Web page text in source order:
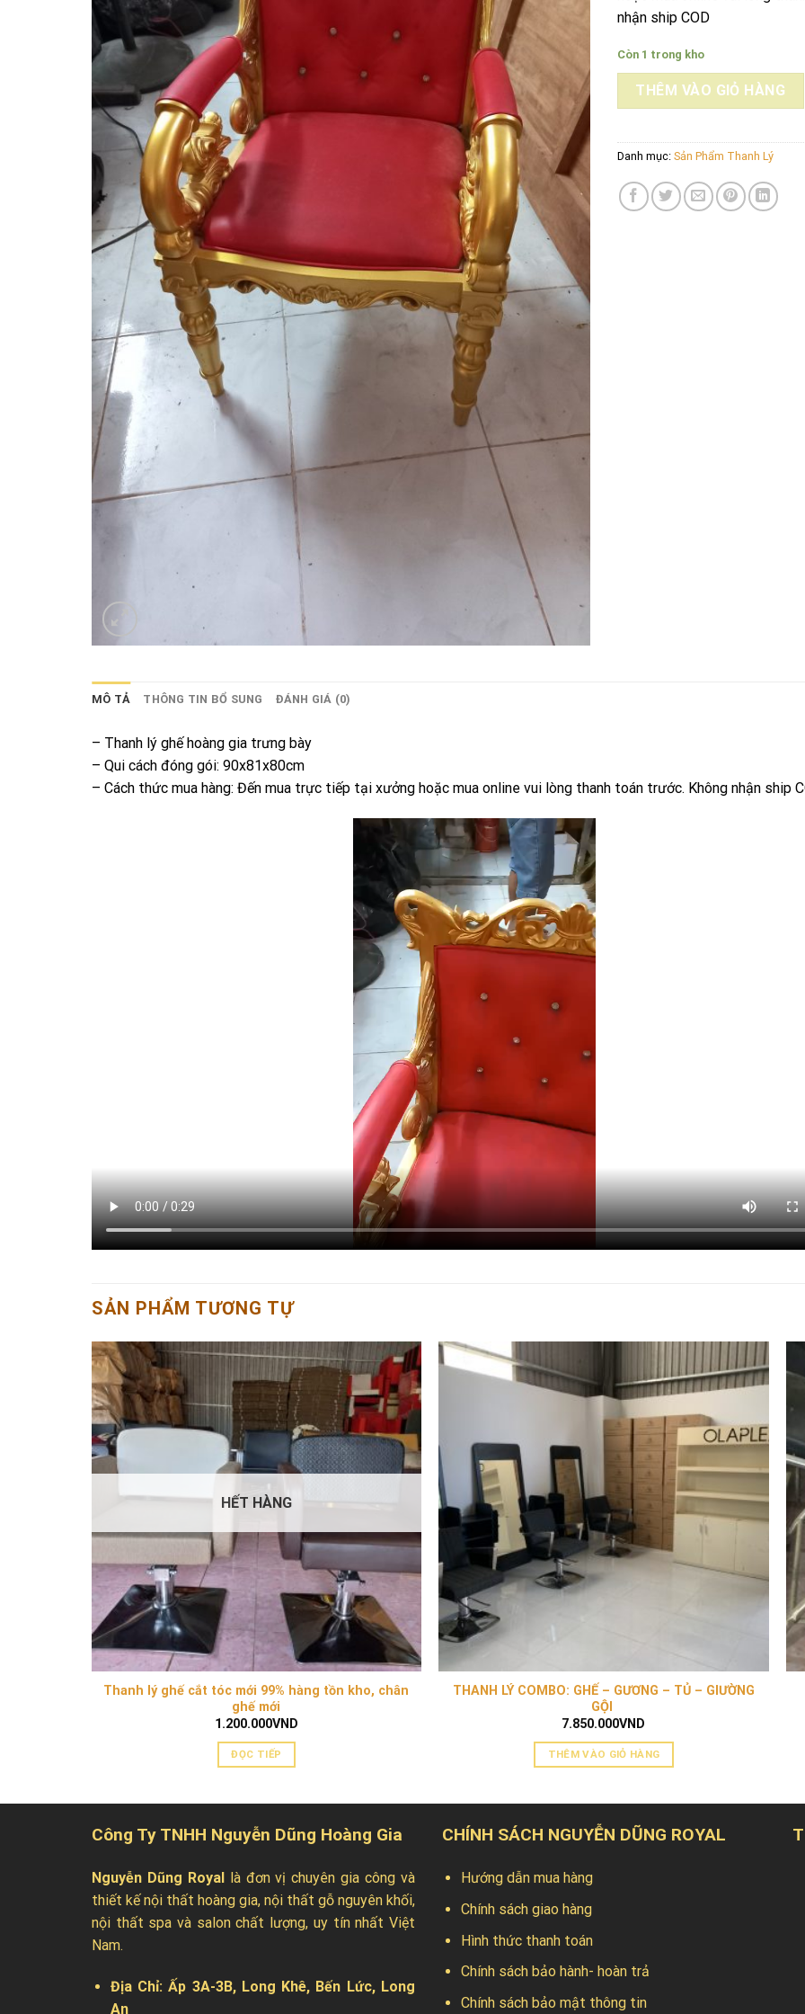
nhận ship COD
Còn 1 trong kho
THÊM VÀO GIỎ HÀNG
Danh mục: Sản Phẩm Thanh Lý
MÔ TẢ THÔNG TIN BỔ SUNG ĐÁNH GIÁ (0)
– Thanh lý ghế hoàng gia trưng bày
– Qui cách đóng gói: 90x81x80cm
– Cách thức mua hàng: Đến mua trực tiếp tại xưởng hoặc mua online vui lòng thanh toán trước. Không nhận ship
SẢN PHẨM TƯƠNG TỰ
HẾT HÀNG
Thanh lý ghế cắt tóc mới 99% hàng tồn kho, chân
ghế mới
1.200.000VND
ĐỌC TIẾP
THANH LÝ COMBO: GHẾ – GƯƠNG – TỦ – GIƯỜNG
GỘI
7.850.000VND
THÊM VÀO GIỎ HÀNG
Công Ty TNHH Nguyễn Dũng Hoàng Gia
Nguyễn Dũng Royal
là đơn vị chuyên gia công và
thiết kế nội thất hoàng gia, nội thất gỗ nguyên khối,
nội thất spa và salon chất lượng, uy tín nhất Việt
Nam.
Địa Chỉ:Ấp 3A-3B, Long Khê, Bến Lức, Long
An
CHÍNH SÁCH NGUYỄN DŨNG ROYAL
Hướng dẫn mua hàng
Chính sách giao hàng
Hình thức thanh toán
Chính sách bảo hành- hoàn trả
Chính sách bảo mật thông tin